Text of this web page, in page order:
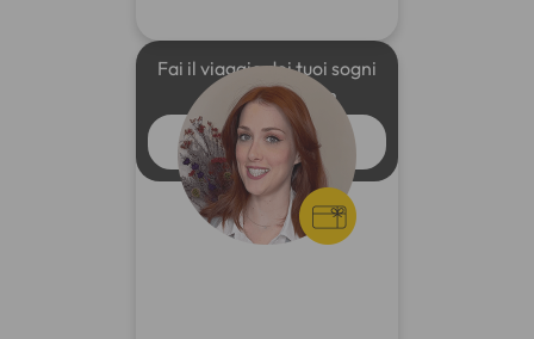
Fai il viaggio dei tuoi sogni
e vinci con CLUB
GUARDA IL VIDEO